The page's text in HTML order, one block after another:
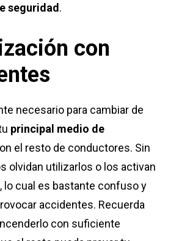
seguridad .
con
necesario para cambiar de
principal medio de
el resto de conductores. Sin
olvidan utilizarlos o los activan
lo cual es bastante confuso y
accidentes. Recuerda
con suficiente